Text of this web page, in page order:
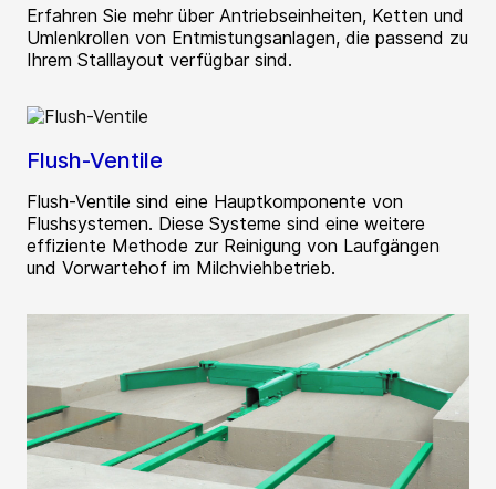
Erfahren Sie mehr über Antriebseinheiten, Ketten und
Umlenkrollen von Entmistungsanlagen, die passend zu
Ihrem Stalllayout verfügbar sind.
Flush-Ventile
Flush-Ventile sind eine Hauptkomponente von
Flushsystemen. Diese Systeme sind eine weitere
effiziente Methode zur Reinigung von Laufgängen
und Vorwartehof im Milchviehbetrieb.